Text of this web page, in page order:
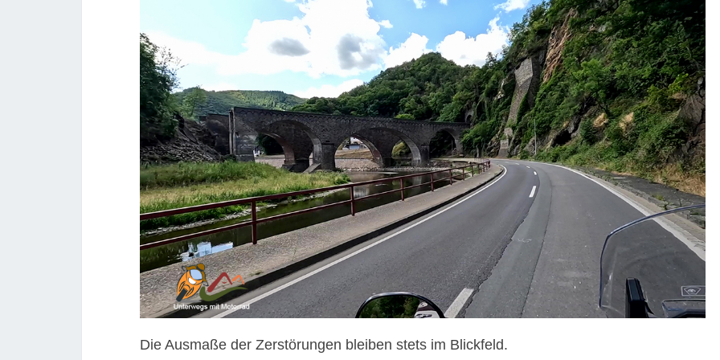
Die Ausmaße der Zerstörungen bleiben stets im Blickfeld.